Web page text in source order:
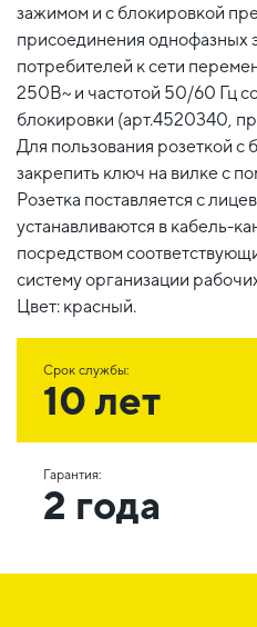
зажимом и с блокировкой
присоединения однофазных
потребителей к сети
250В~ и частотой 50/60 Гц
блокировки (арт.4520340,
Для пользования розеткой
закрепить ключ на вилке с
Розетка поставляется с
устанавливаются в кабель-
посредством
систему организации
Цвет: красный.
Срок службы:
10 лет
Гарантия:
2 года